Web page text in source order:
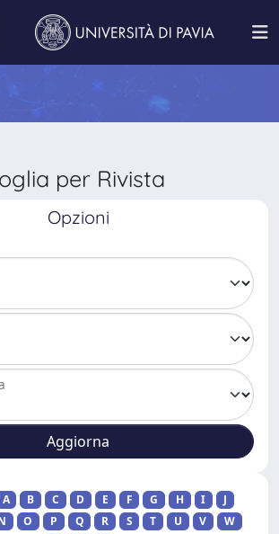
per Rivista
Opzioni
A B C D E F G H I
J
O P Q R S T U V
W